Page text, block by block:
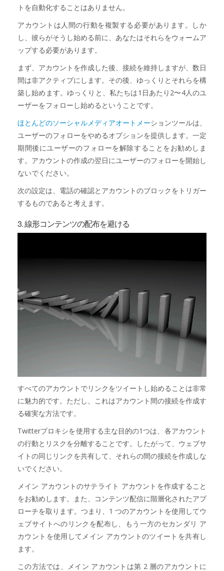
トを自動化することはありません。
アカウントは人間の行動を複製する必要があります。しか
し、彼らがそうし始める前に、あなたはそれらをウォームア
ップする必要があります。
まず、アカウントを作成した後、接続を維持しますが、数日
間は非アクティブにします。その後、ゆっくりとそれらを構
築し始めます。ゆっくりと、私たちは1日あたり2〜4人のユ
ーザーをフォローし始めるということです。
ほとんどのソーシャルメディアオートメーションツールは、
ユーザーのフォローをやめるオプションを提供します。一定
期間後にユーザーのフォローを解除することをお勧めしま
す。アカウントの作成の翌日にユーザーのフォローを開始し
ないでください。
次の設定は、電話の確認とアカウントのブロックをトリガー
するものであると考えます。
3. 線形コンテンツの配布を避ける
すべてのアカウントでリンクをツイートし始めることは非常
に魅力的です。ただし、これはアカウント間の接続を作成す
る確実な方法です。
Twitterプロキシを使用する主な目的の1つは、各アカウント
の行動とリスクを分離することです。したがって、ウェブサ
イトの同じリンクを共有して、それらの間の接続を作成しな
いでください。
メイン アカウントのサテライト アカウントを作成すること
をお勧めします。また、コンテンツ配信に階層化されたアプ
ローチを取ります。つまり、1 つのアカウントを使用してウ
ェブサイトへのリンクを配布し、もう一方のセカンダリ ア
カウントを使用してメイン アカウントのツイートを共有し
ます。
この方法では、メイン アカウントは第 2 層のアカウントに